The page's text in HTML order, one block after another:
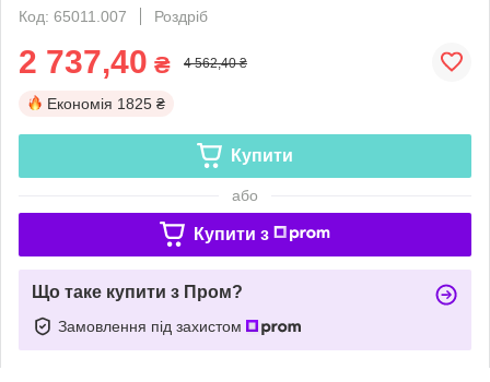
Код: 65011.007
Роздріб
2 737,40 ₴ 4 562,40 ₴
Економія 1825 ₴
Купити
або
Купити з
Що таке купити з Пром?
Замовлення під захистом